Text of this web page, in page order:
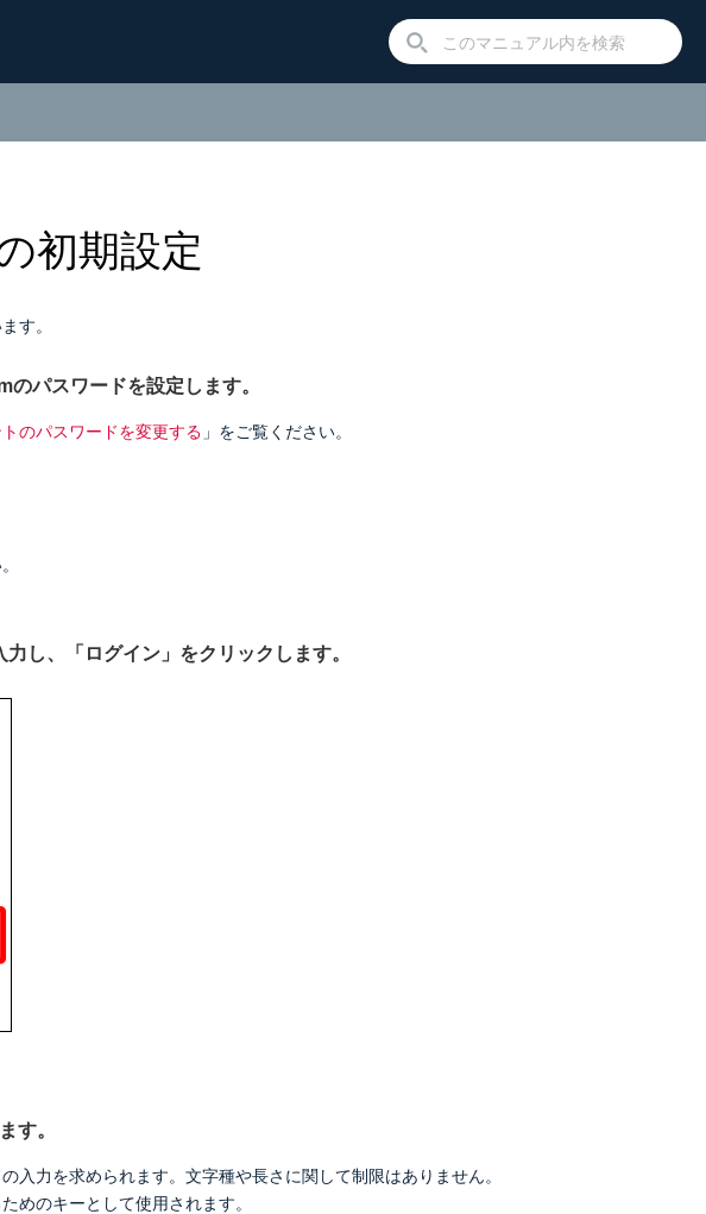
初期設定
す。
パスワードを設定します。
のパスワードを変更する 」をご覧ください。
し、「ログイン」をクリックします。
す。
力を求められます。文字種や長さに関して制限はありません。
めのキーとして使用されます。